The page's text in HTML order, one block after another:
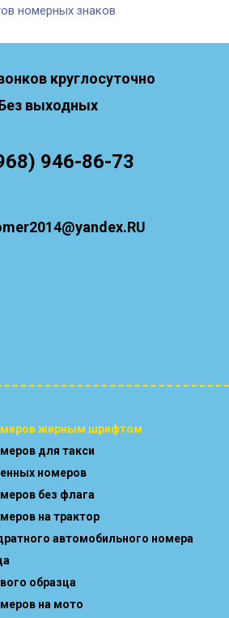
номерных знаков
круглосуточно
выходных
946-86-73
жирным шрифтом
для такси
номеров
без флага
на трактор
автомобильного номера
образца
на мото